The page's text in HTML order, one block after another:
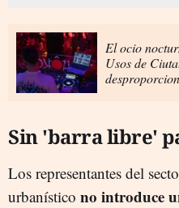
El ocio
Usos de
Sin 'barra libre'
Los representantes del
urbanístico no introduce